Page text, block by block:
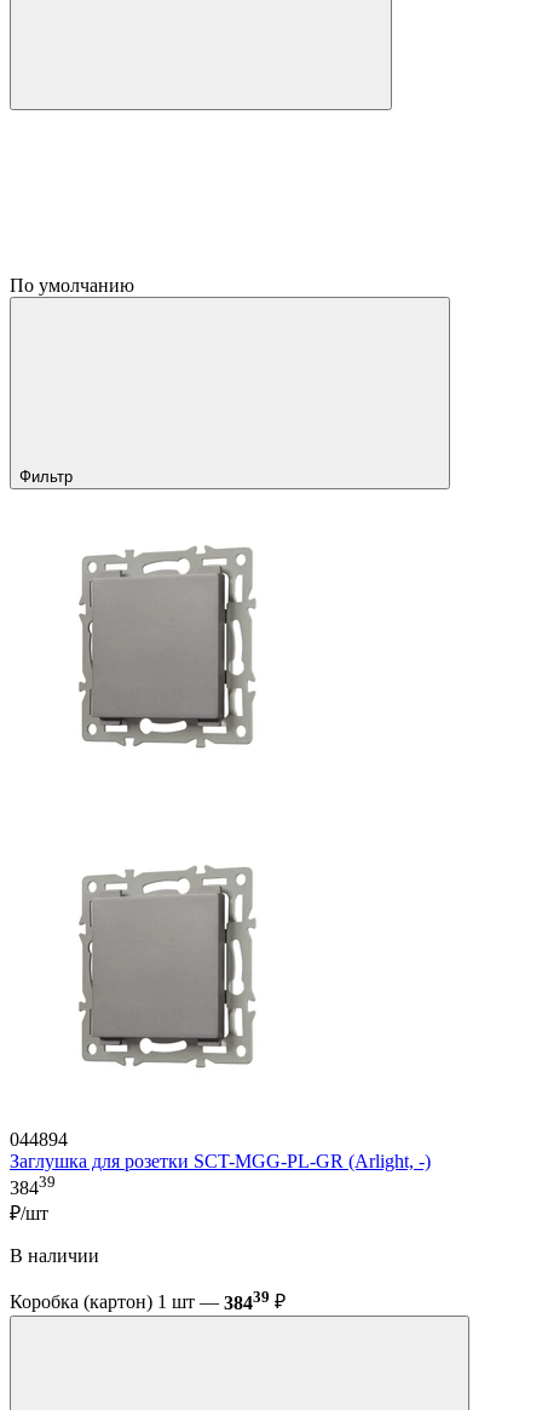
По умолчанию
Фильтр
044894
Заглушка для розетки SCT-MGG-PL-GR (Arlight, -)
38439
₽/шт
В наличии
Коробка (картон) 1 шт — 38439 ₽